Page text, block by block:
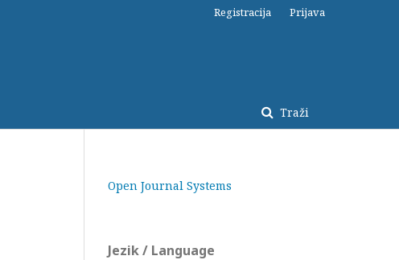
Traži
Registracija Prijava
Open Journal Systems
Jezik / Language